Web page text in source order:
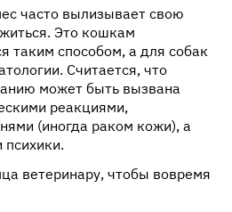
часто вылизывает свою
Это кошкам
таким способом, а для собак
Считается, что
может быть вызвана
реакциями,
(иногда раком кожи), а
психики.
ветеринару, чтобы вовремя